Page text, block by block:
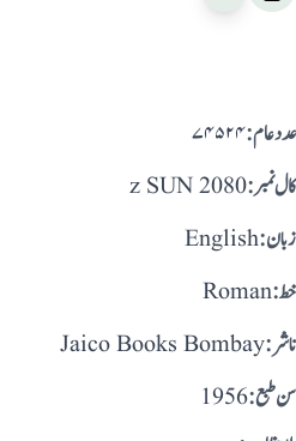
۷۴۵۲۴ :عدد عام
z SUN 2080 :کال نمبر
English :زبان
Roman :خط
Jaico Books Bombay :ناشر
1956 : سن طبع